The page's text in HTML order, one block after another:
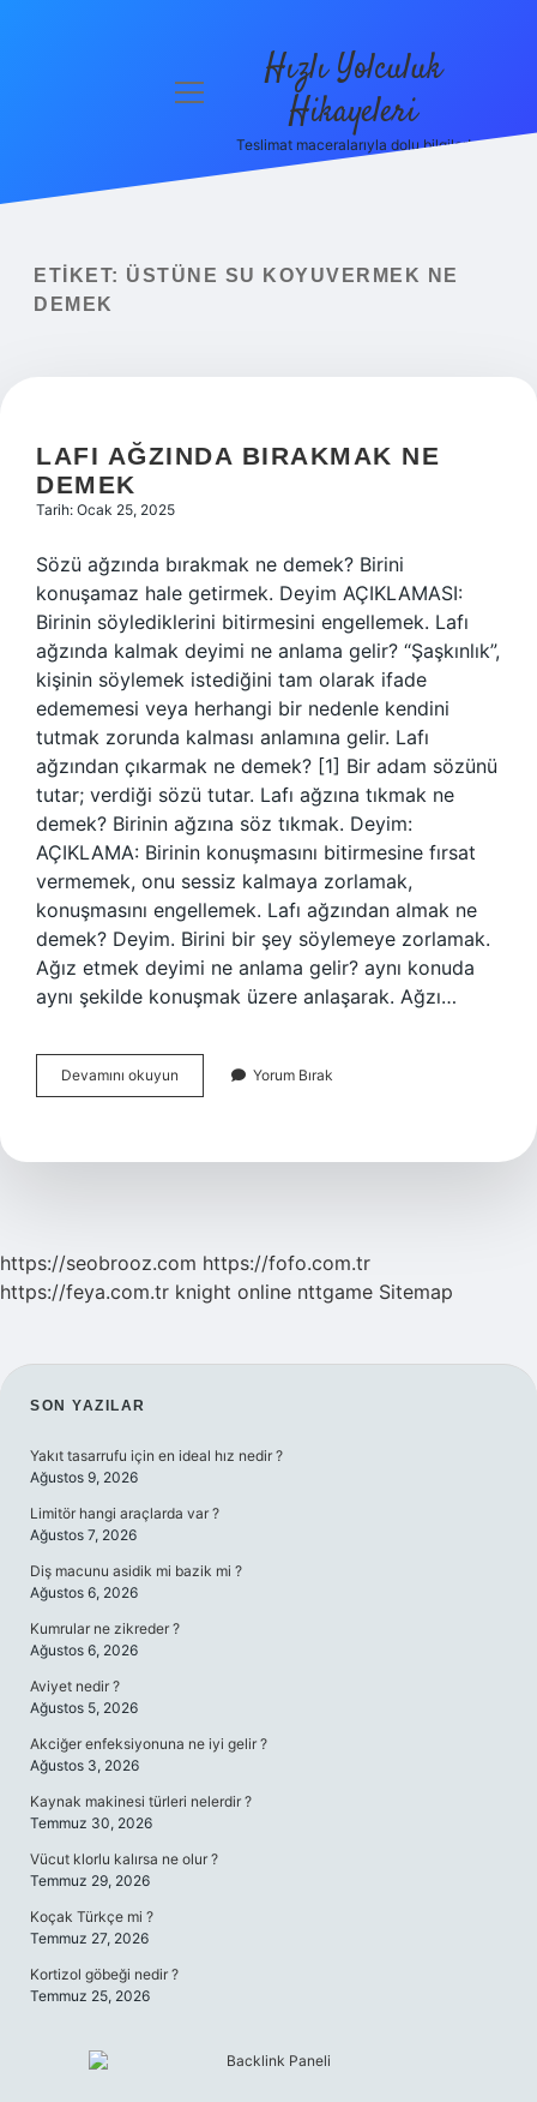
Yasal Uyarı
menüyü
Hızlı Yolculuk
Hikayeleri
Teslimat maceralarıyla dolu bilgiler!
ETIKET: ÜSTÜNE SU KOYUVERMEK NE
DEMEK
LAFI AĞZINDA BIRAKMAK NE
DEMEK
Tarih: Ocak 25, 2025
Sözü ağzında bırakmak ne demek? Birini
konuşamaz hale getirmek. Deyim AÇIKLAMASI:
Birinin söylediklerini bitirmesini engellemek. Lafı
ağzında kalmak deyimi ne anlama gelir? “Şaşkınlık”,
kişinin söylemek istediğini tam olarak ifade
edememesi veya herhangi bir nedenle kendini
tutmak zorunda kalması anlamına gelir. Lafı
ağzından çıkarmak ne demek? [1] Bir adam sözünü
tutar; verdiği sözü tutar. Lafı ağzına tıkmak ne
demek? Birinin ağzına söz tıkmak. Deyim:
AÇIKLAMA: Birinin konuşmasını bitirmesine fırsat
vermemek, onu sessiz kalmaya zorlamak,
konuşmasını engellemek. Lafı ağzından almak ne
demek? Deyim. Birini bir şey söylemeye zorlamak.
Ağız etmek deyimi ne anlama gelir? aynı konuda
aynı şekilde konuşmak üzere anlaşarak. Ağzı…
Devamını okuyun
Ağzında
Demek
Yorum Bırak
https://seobrooz.com https://fofo.com.tr
https://feya.com.tr knight online nttgame Sitemap
SIDEBAR
SON YAZILAR
Yakıt tasarrufu için en ideal hız nedir ?
Ağustos 9, 2026
Limitör hangi araçlarda var ?
Ağustos 7, 2026
Diş macunu asidik mi bazik mi ?
Ağustos 6, 2026
Kumrular ne zikreder ?
Ağustos 6, 2026
Aviyet nedir ?
Ağustos 5, 2026
Akciğer enfeksiyonuna ne iyi gelir ?
Ağustos 3, 2026
Kaynak makinesi türleri nelerdir ?
Temmuz 30, 2026
Vücut klorlu kalırsa ne olur ?
Temmuz 29, 2026
Koçak Türkçe mi ?
Temmuz 27, 2026
Kortizol göbeği nedir ?
Temmuz 25, 2026